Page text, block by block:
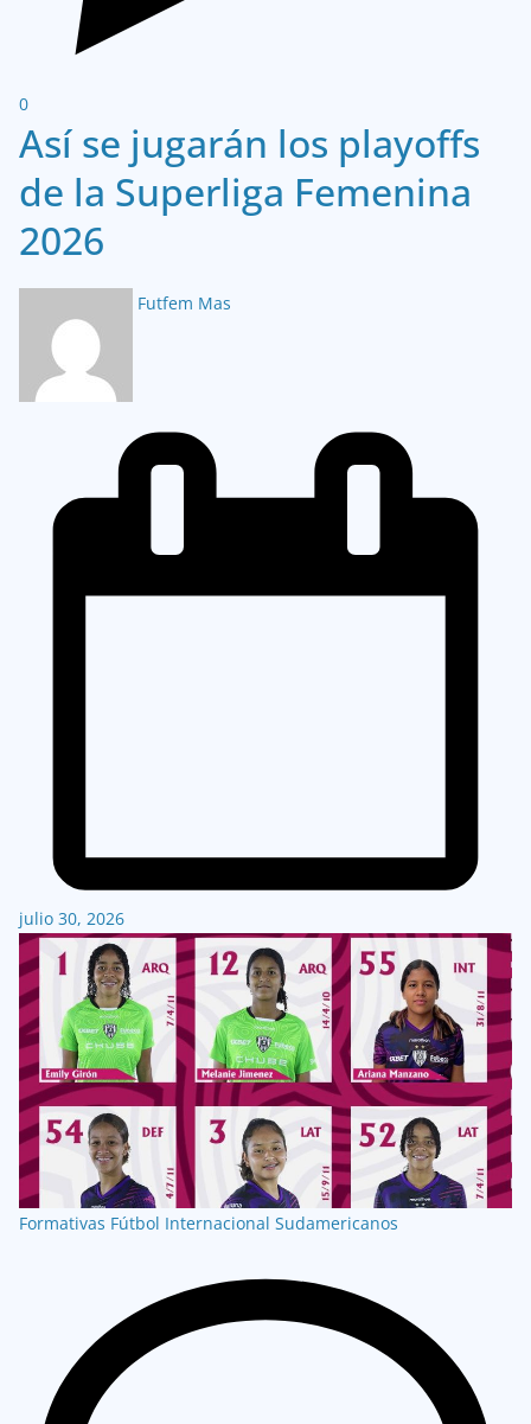
0
Así se jugarán los playoffs
de la Superliga Femenina
2026
Futfem Mas
julio 30, 2026
Formativas Fútbol Internacional Sudamericanos